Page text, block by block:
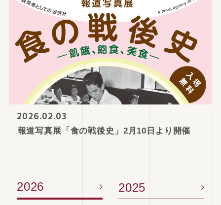
2026.02.03
報道写真展「食の戦後史」2月10日より開催
2026 2025